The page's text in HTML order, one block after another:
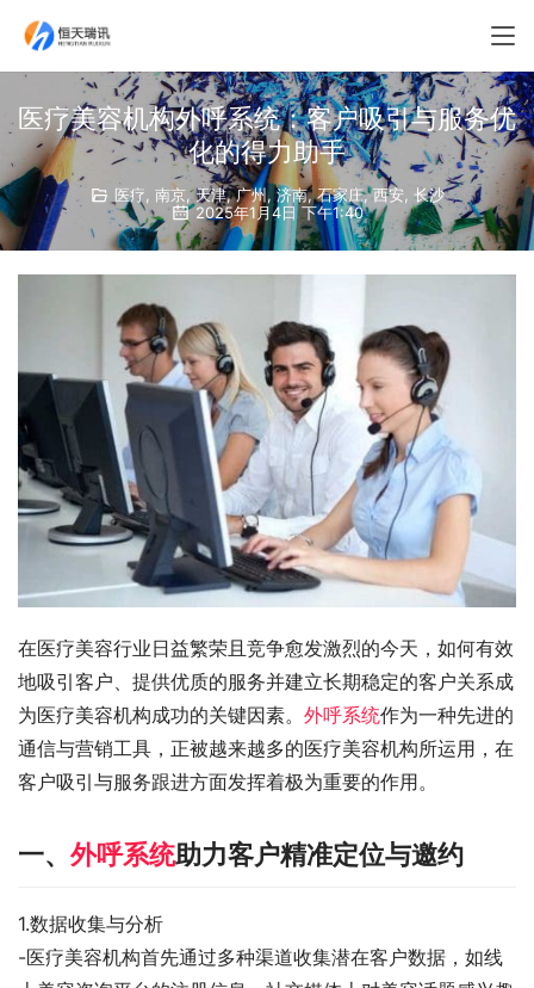
医疗美容机构外呼系统：客户吸引与服务优
化的得力助手
医疗 南京,天津,广州,济南,石家庄,西安 长沙
2025年1月4日 下午1:40
在医疗美容行业日益繁荣且竞争愈发激烈的今天，如何有效
地吸引客户、提供优质的服务并建立长期稳定的客户关系成
为医疗美容机构成功的关键因素。 外呼系统作为一种先进的
通信与营销工具，正被越来越多的医疗美容机构所运用，在
客户吸引与服务跟进方面发挥着极为重要的作用。
一、 外呼系统助力客户精准定位与邀约
1.数据收集与分析
-医疗美容机构首先通过多种渠道收集潜在客户数据，如线